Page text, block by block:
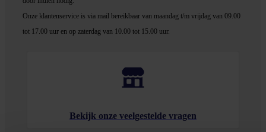
Onze klantenservice is via mail bereikbaar van maandag t/m vrijdag van 09.00
tot 17.00 uur en op zaterdag van 10.00 tot 15.00 uur.
Bekijk onze veelgestelde vragen